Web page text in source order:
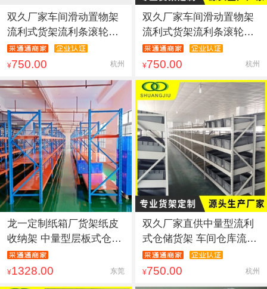
双久厂家车间滑动置物架
流利式货架流利条滚轮运
输中
¥750.00 杭州
双久厂家车间滑动置物架
流利式货架流利条滚轮运
输中
¥750.00 杭州
龙一定制纸箱厂货架纸皮
收纳架 中量型层板式仓库
金
¥1328.00 东莞
双久厂家直供中量型流利
式仓储货架 车间仓库流利
条
¥750.00 杭州